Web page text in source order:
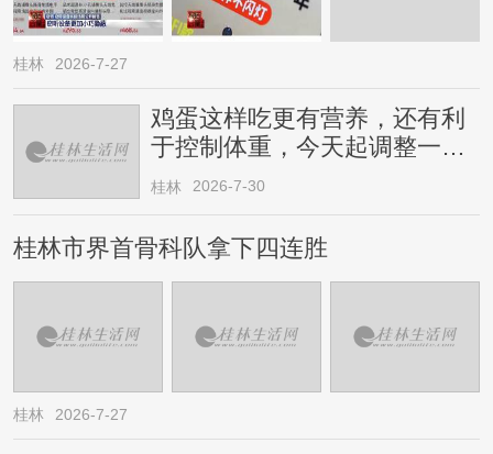
桂林 2026-7-27
鸡蛋这样吃更有营养，还有利
于控制体重，今天起调整一下
→
桂林 2026-7-30
桂林市界首骨科队拿下四连胜
桂林 2026-7-27